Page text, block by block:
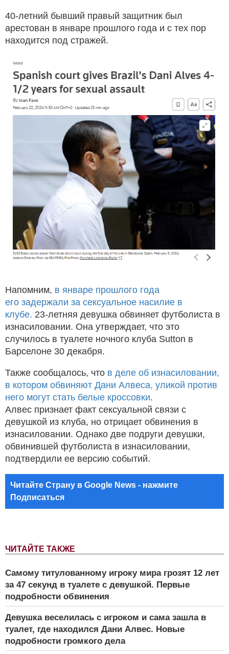
ЧИТАЙТЕ ТАКЖЕ
Самому титулованному игроку мира грозят 12 лет
за 47 секунд в туалете с девушкой. Первые
подробности обвинения
Девушка веселилась с игроком и сама зашла в
туалет, где находился Дани Алвес. Новые
подробности громкого дела
40-летний бывший правый защитник был
арестован в январе прошлого года и с тех пор
находится под стражей.
Напомним, в январе прошлого года
его задержали за сексуальное насилие в
клубе. 23-летняя девушка обвиняет футболиста в
изнасиловании. Она утверждает, что это
случилось в туалете ночного клуба Sutton в
Барселоне 30 декабря.
Также сообщалось, что в деле об изнасиловании,
в котором обвиняют Дани Алвеса, уликой против
него могут стать белые кроссовки.
Алвес признает факт сексуальной связи с
девушкой из клуба, но отрицает обвинения в
изнасиловании. Однако две подруги девушки,
обвинившей футболиста в изнасиловании,
подтвердили ее версию событий.
Читайте Страну в Google News - нажмите
Подписаться